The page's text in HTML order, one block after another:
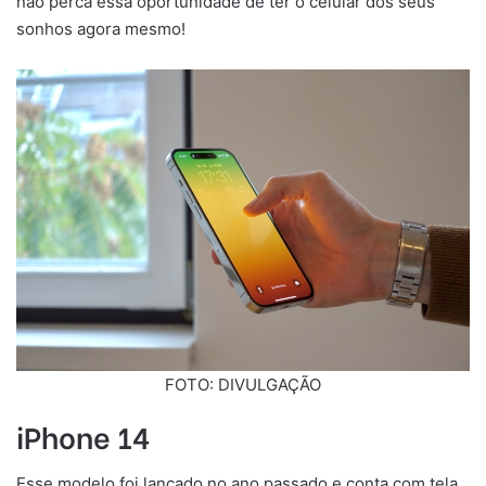
sonhos agora mesmo!
FOTO: DIVULGAÇÃO
iPhone 14